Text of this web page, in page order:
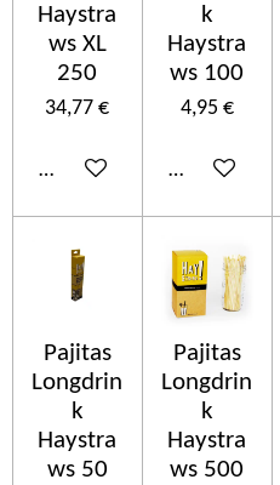
Haystra
ws XL
250
34,77 €
Añadir al carrito
k
Haystra
ws 100
4,95 €
Añadir al
Pajitas
Longdrin
k
Haystra
ws 50
Pajitas
Longdrin
k
Haystra
ws 500